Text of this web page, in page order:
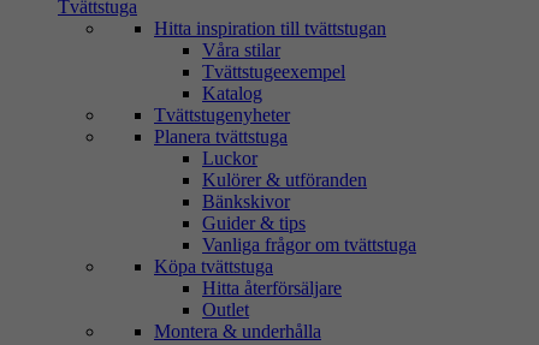
Tvättstuga
Hitta inspiration till tvättstugan
Våra stilar
Tvättstugeexempel
Katalog
Tvättstugenyheter
Planera tvättstuga
Luckor
Kulörer & utföranden
Bänkskivor
Guider & tips
Vanliga frågor om tvättstuga
Köpa tvättstuga
Hitta återförsäljare
Outlet
Montera & underhålla